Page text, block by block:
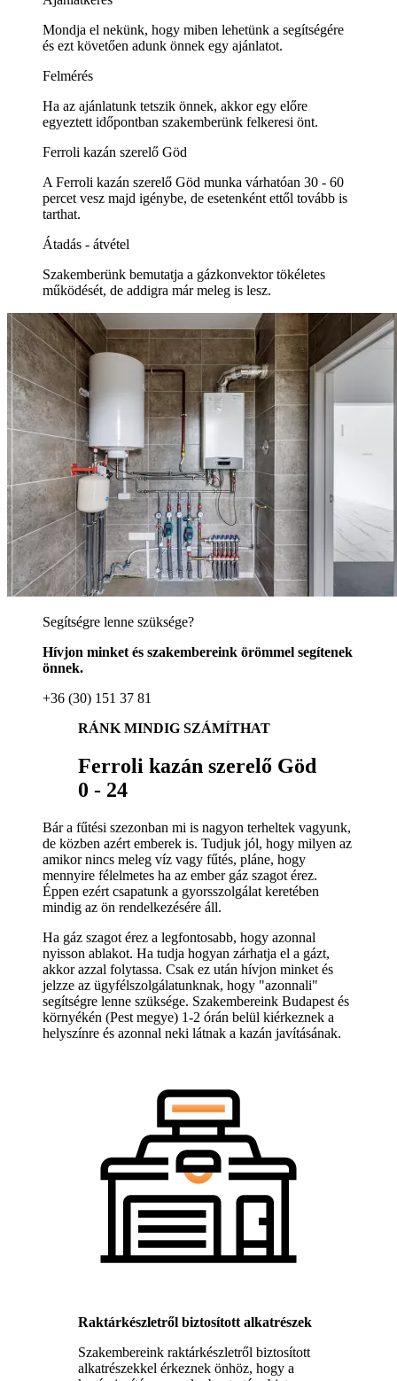
Mondja el nekünk, hogy miben lehetünk a segítségére
és ezt követően adunk önnek egy ajánlatot.
Felmérés
Ha az ajánlatunk tetszik önnek, akkor egy előre
egyeztett időpontban szakemberünk felkeresi önt.
Ferroli kazán szerelő Göd
A Ferroli kazán szerelő Göd munka várhatóan 30 - 60
percet vesz majd igénybe, de esetenként ettől tovább is
tarthat.
Átadás - átvétel
Szakemberünk bemutatja a gázkonvektor tökéletes
működését, de addigra már meleg is lesz.
Segítségre lenne szüksége?
Hívjon minket és szakembereink örömmel segítenek
önnek.
+36 (30) 151 37 81
RÁNK MINDIG SZÁMÍTHAT
Ferroli kazán szerelő Göd
0 - 24
Bár a fűtési szezonban mi is nagyon terheltek vagyunk,
de közben azért emberek is. Tudjuk jól, hogy milyen az
amikor nincs meleg víz vagy fűtés, pláne, hogy
mennyire félelmetes ha az ember gáz szagot érez.
Éppen ezért csapatunk a gyorsszolgálat keretében
mindig az ön rendelkezésére áll.
Ha gáz szagot érez a legfontosabb, hogy azonnal
nyisson ablakot. Ha tudja hogyan zárhatja el a gázt,
akkor azzal folytassa. Csak ez után hívjon minket és
jelzze az ügyfélszolgálatunknak, hogy "azonnali"
segítségre lenne szüksége. Szakembereink Budapest és
környékén (Pest megye) 1-2 órán belül kiérkeznek a
helyszínre és azonnal neki látnak a kazán javításának.
Raktárkészletről biztosított alkatrészek
Szakembereink raktárkészletről biztosított
alkatrészekkel érkeznek önhöz, hogy a